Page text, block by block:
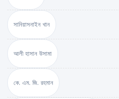
সানিয়াসনাইন খান
আলী হাসান উসামা
কে. এম. জি. রহমান